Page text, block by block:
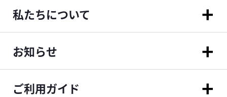
私たちについて
お知らせ
ご利用ガイド